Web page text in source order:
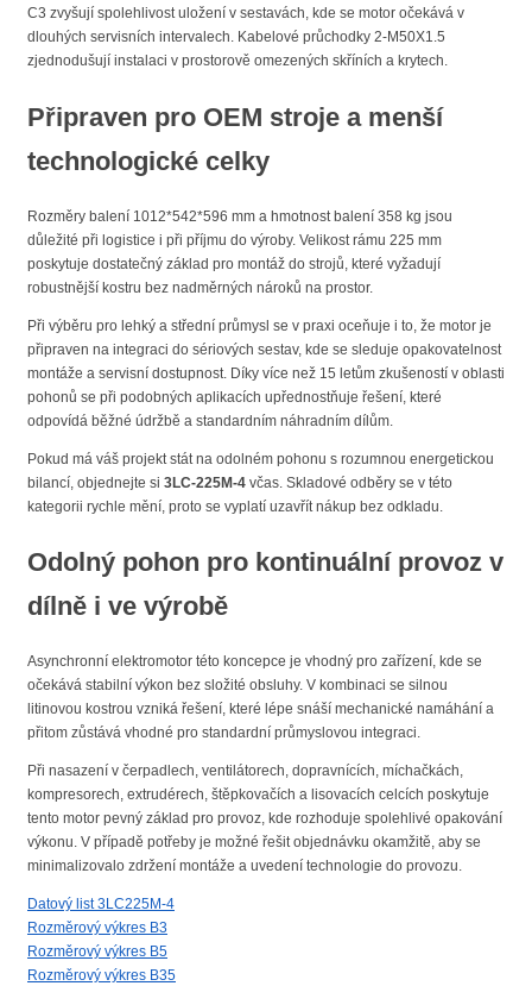
C3 zvyšují spolehlivost uložení v sestavách, kde se motor očekává v
dlouhých servisních intervalech. Kabelové průchodky 2-M50X1.5
zjednodušují instalaci v prostorově omezených skříních a krytech.
Připraven pro OEM stroje a menší
technologické celky
Rozměry balení 1012*542*596 mm a hmotnost balení 358 kg jsou
důležité při logistice i při příjmu do výroby. Velikost rámu 225 mm
poskytuje dostatečný základ pro montáž do strojů, které vyžadují
robustnější kostru bez nadměrných nároků na prostor.
Při výběru pro lehký a střední průmysl se v praxi oceňuje i to, že motor je
připraven na integraci do sériových sestav, kde se sleduje opakovatelnost
montáže a servisní dostupnost. Díky více než 15 letům zkušeností v oblasti
pohonů se při podobných aplikacích upřednostňuje řešení, které
odpovídá běžné údržbě a standardním náhradním dílům.
Pokud má váš projekt stát na odolném pohonu s rozumnou energetickou
bilancí, objednejte si 3LC-225M-4 včas. Skladové odběry se v této
kategorii rychle mění, proto se vyplatí uzavřít nákup bez odkladu.
Odolný pohon pro kontinuální provoz v
dílně i ve výrobě
Asynchronní elektromotor této koncepce je vhodný pro zařízení, kde se
očekává stabilní výkon bez složité obsluhy. V kombinaci se silnou
litinovou kostrou vzniká řešení, které lépe snáší mechanické namáhání a
přitom zůstává vhodné pro standardní průmyslovou integraci.
Při nasazení v čerpadlech, ventilátorech, dopravnících, míchačkách,
kompresorech, extrudérech, štěpkovačích a lisovacích celcích poskytuje
tento motor pevný základ pro provoz, kde rozhoduje spolehlivé opakování
výkonu. V případě potřeby je možné řešit objednávku okamžitě, aby se
minimalizovalo zdržení montáže a uvedení technologie do provozu.
Datový list 3LC225M-4
Rozměrový výkres B3
Rozměrový výkres B5
Rozměrový výkres B35